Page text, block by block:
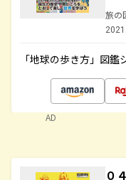
旅の
「地球の歩き方」図鑑
AD
０